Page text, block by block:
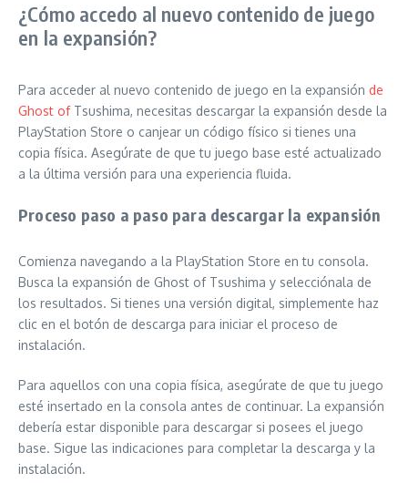
¿Cómo accedo al nuevo contenido de juego
en la expansión?
Para acceder al nuevo contenido de juego en la expansión de
Ghost ofTsushima, necesitas descargar la expansión desde la
PlayStation Store o canjear un código físico si tienes una
copia física. Asegúrate de que tu juego base esté actualizado
a la última versión para una experiencia fluida.
Proceso paso a paso para descargar la expansión
Comienza navegando a la PlayStation Store en tu consola.
Busca la expansión de Ghost of Tsushima y selecciónala de
los resultados. Si tienes una versión digital, simplemente haz
clic en el botón de descarga para iniciar el proceso de
instalación.
Para aquellos con una copia física, asegúrate de que tu juego
esté insertado en la consola antes de continuar. La expansión
debería estar disponible para descargar si posees el juego
base. Sigue las indicaciones para completar la descarga y la
instalación.